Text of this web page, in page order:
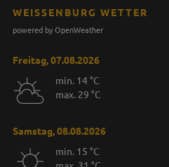
WEISSENBURG WETTER
powered by OpenWeather
Freitag, 07.08.2026
min. 14 °C
max. 29 °C
Samstag, 08.08.2026
min. 15 °C